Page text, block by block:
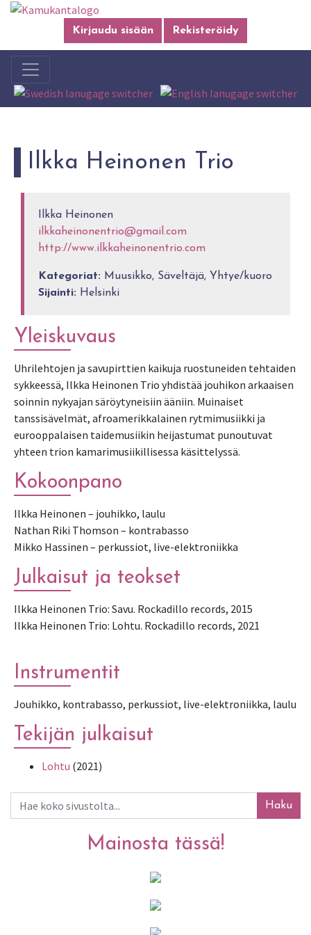
Kirjaudu sisään Rekisteröidy
Ilkka Heinonen Trio
Ilkka Heinonen
ilkkaheinonentrio@gmail.com
http://www.ilkkaheinonentrio.com
Kategoriat: Muusikko, Säveltäjä, Yhtye/kuoro
Sijainti: Helsinki
Yleiskuvaus
Uhrilehtojen ja savupirttien kaikuja ruostuneiden tehtaiden
sykkeessä, Ilkka Heinonen Trio yhdistää jouhikon arkaaisen
soinnin nykyajan säröytyneisiin ääniin. Muinaiset
tanssisävelmät, afroamerikkalainen rytmimusiikki ja
eurooppalaisen taidemusiikin heijastumat punoutuvat
yhteen trion kamarimusiikillisessa käsittelyssä.
Kokoonpano
Ilkka Heinonen – jouhikko, laulu
Nathan Riki Thomson – kontrabasso
Mikko Hassinen – perkussiot, live-elektroniikka
Julkaisut ja teokset
Ilkka Heinonen Trio: Savu. Rockadillo records, 2015
Ilkka Heinonen Trio: Lohtu. Rockadillo records, 2021
Instrumentit
Jouhikko, kontrabasso, perkussiot, live-elektroniikka, laulu
Tekijän julkaisut
Lohtu (2021)
Haku
Mainosta tässä!